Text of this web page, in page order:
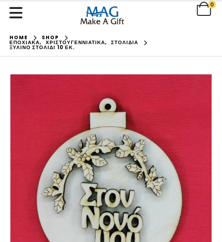
0
HOME SHOP
ΕΠΟΧΙΑΚΑ, ΧΡΙΣΤΟΥΓΕΝΝΙΑΤΙΚΑ, ΣΤΟΛΙΔΙΑ
ΞΎΛΙΝΟ ΣΤΟΛΊΔΙ 10 ΕΚ.